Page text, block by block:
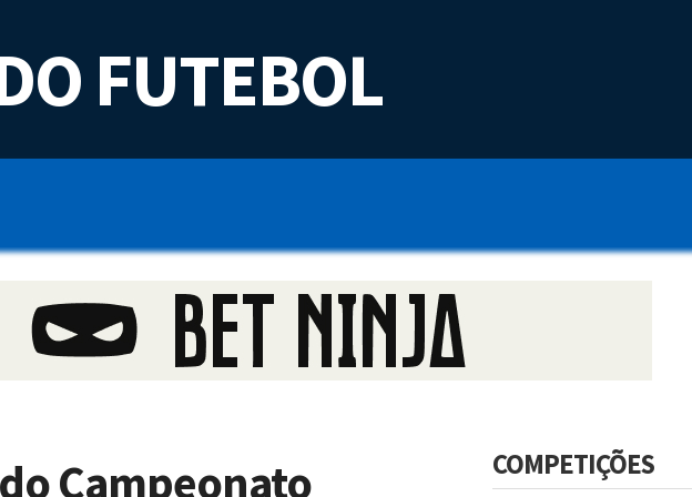
FUTEBOL
Campeonato
COMPETIÇÕES